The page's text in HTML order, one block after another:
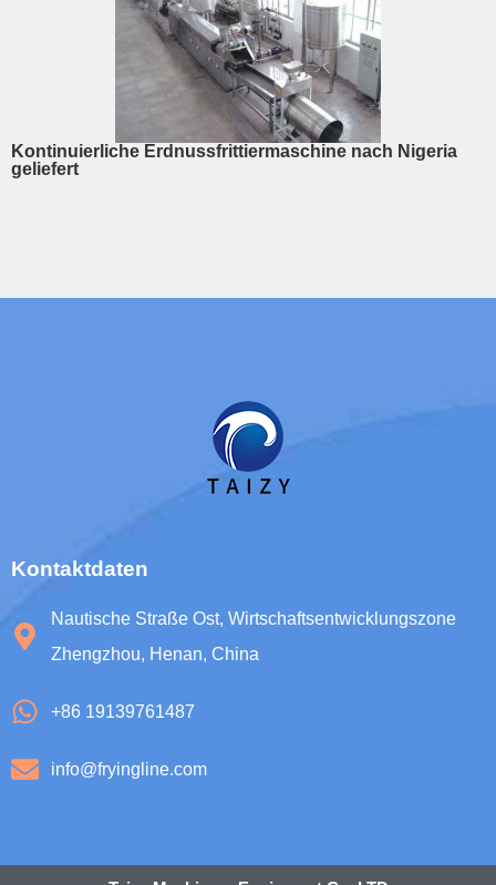
Kontinuierliche Erdnussfrittiermaschine nach Nigeria
geliefert
Kontaktdaten
Nautische Straße Ost, Wirtschaftsentwicklungszone
Zhengzhou, Henan, China
+86 19139761487
info@fryingline.com